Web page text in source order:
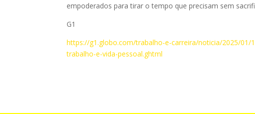
empoderados para tirar o tempo que precisam sem
G1
https://g1.globo.com/trabalho-e-carreira/noticia/2025/
trabalho-e-vida-pessoal.ghtml